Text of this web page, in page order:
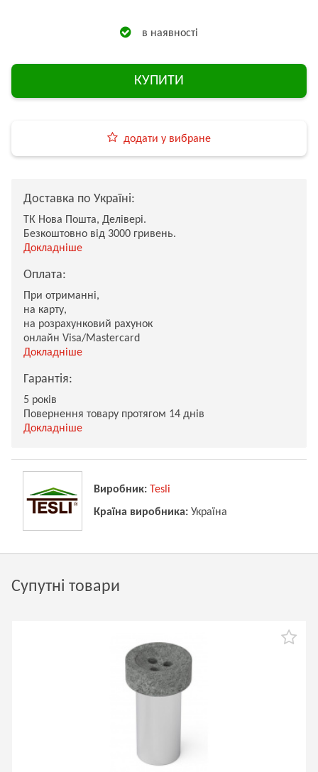
в наявності
КУПИТИ
додати у вибране
Доставка по Україні:
ТК Нова Пошта, Делівері.
Безкоштовно від 3000 гривень.
Докладніше
Оплата:
При отриманні,
на карту,
на розрахунковий рахунок
онлайн Visa/Mastercard
Докладніше
Гарантія:
5 років
Повернення товару протягом 14 днів
Докладніше
Виробник: Tesli
Країна виробника: Україна
Супутні товари